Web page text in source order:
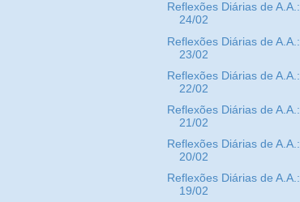
Reflexões Diárias de A.A.:
24/02
Reflexões Diárias de A.A.:
23/02
Reflexões Diárias de A.A.:
22/02
Reflexões Diárias de A.A.:
21/02
Reflexões Diárias de A.A.:
20/02
Reflexões Diárias de A.A.:
19/02